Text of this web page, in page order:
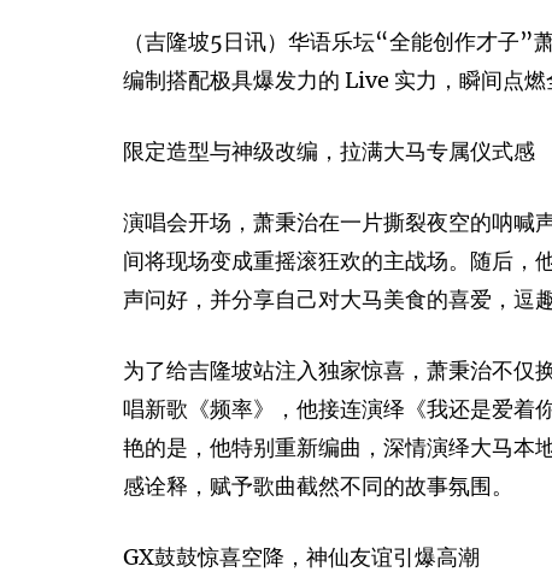
（吉隆坡5日讯）华语乐坛“全能创作才子
编制搭配极具爆发力的 Live 实力，瞬间点
限定造型与神级改编，拉满大马专属仪式感
演唱会开场，萧秉治在一片撕裂夜空的呐
间将现场变成重摇滚狂欢的主战场。随后
声问好，并分享自己对大马美食的喜爱，逗
为了给吉隆坡站注入独家惊喜，萧秉治不
唱新歌《频率》，他接连演绎《我还是爱着
艳的是，他特别重新编曲，深情演绎大马本
感诠释，赋予歌曲截然不同的故事氛围。
GX鼓鼓惊喜空降，神仙友谊引爆高潮